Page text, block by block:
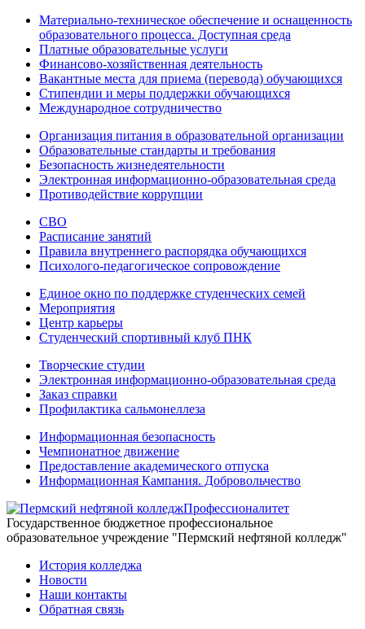
Материально-техническое обеспечение и оснащенность
образовательного процесса. Доступная среда
Платные образовательные услуги
Финансово-хозяйственная деятельность
Вакантные места для приема (перевода) обучающихся
Стипендии и меры поддержки обучающихся
Международное сотрудничество
Организация питания в образовательной организации
Образовательные стандарты и требования
Безопасность жизнедеятельности
Электронная информационно-образовательная среда
Противодействие коррупции
СВО
Расписание занятий
Правила внутреннего распорядка обучающихся
Психолого-педагогическое сопровождение
Единое окно по поддержке студенческих семей
Мероприятия
Центр карьеры
Студенческий спортивный клуб ПНК
Творческие студии
Электронная информационно-образовательная среда
Заказ справки
Профилактика сальмонеллеза
Информационная безопасность
Чемпионатное движение
Предоставление академического отпуска
Информационная Кампания. Добровольчество
Профессионалитет
Государственное бюджетное профессиональное
образовательное учреждение "Пермский нефтяной колледж"
История колледжа
Новости
Наши контакты
Обратная связь